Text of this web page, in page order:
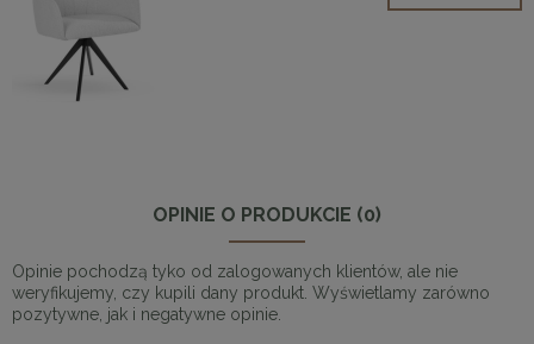
OPINIE O PRODUKCIE (0)
Opinie pochodzą tyko od zalogowanych klientów, ale nie
weryfikujemy, czy kupili dany produkt. Wyświetlamy zarówno
pozytywne, jak i negatywne opinie.